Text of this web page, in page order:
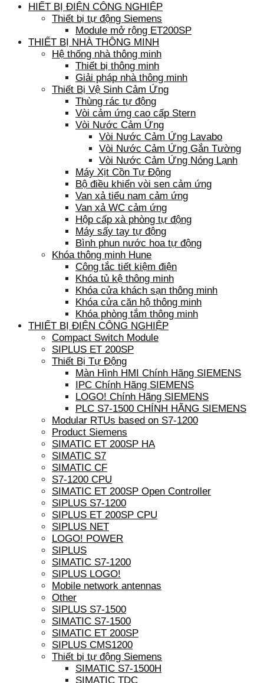
HIẾT BỊ ĐIỆN CÔNG NGHIỆP
Thiết bị tự động Siemens
Module mở rộng ET200SP
THIẾT BỊ NHÀ THÔNG MINH
Hệ thống nhà thông minh
Thiết bị thông minh
Giải pháp nhà thông minh
Thiết Bị Vệ Sinh Cảm Ứng
Thùng rác tự động
Vòi cảm ứng cao cấp Stern
Vòi Nước Cảm Ứng
Vòi Nước Cảm Ứng Lavabo
Vòi Nước Cảm Ứng Gắn Tường
Vòi Nước Cảm Ứng Nóng Lạnh
Máy Xịt Cồn Tự Động
Bộ điều khiển vòi sen cảm ứng
Van xả tiểu nam cảm ứng
Van xả WC cảm ứng
Hộp cấp xà phòng tự động
Máy sấy tay tự động
Bình phun nước hoa tự động
Khóa thông minh Hune
Công tắc tiết kiệm điện
Khóa tủ kệ thông minh
Khóa cửa khách sạn thông minh
Khóa cửa căn hộ thông minh
Khóa phòng tắm thông minh
THIẾT BỊ ĐIỆN CÔNG NGHIỆP
Compact Switch Module
SIPLUS ET 200SP
Thiết Bị Tự Động
Màn Hình HMI Chính Hãng SIEMENS
IPC Chính Hãng SIEMENS
LOGO! Chính Hãng SIEMENS
PLC S7-1500 CHÍNH HÃNG SIEMENS
Modular RTUs based on S7-1200
Product Siemens
SIMATIC ET 200SP HA
SIMATIC S7
SIMATIC CF
S7-1200 CPU
SIMATIC ET 200SP Open Controller
SIPLUS S7-1200
SIPLUS ET 200SP CPU
SIPLUS NET
LOGO! POWER
SIPLUS
SIMATIC S7-1200
SIPLUS LOGO!
Mobile network antennas
Other
SIPLUS S7-1500
SIMATIC S7-1500
SIMATIC ET 200SP
SIPLUS CMS1200
Thiết bị tự động Siemens
SIMATIC S7-1500H
SIMATIC TDC